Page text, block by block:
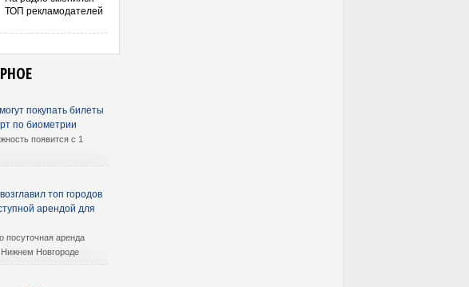
ТОП рекламодателей
покупать билеты
по биометрии
появится с 1
топ городов
арендой для
посуточная аренда
Нижнем Новгороде